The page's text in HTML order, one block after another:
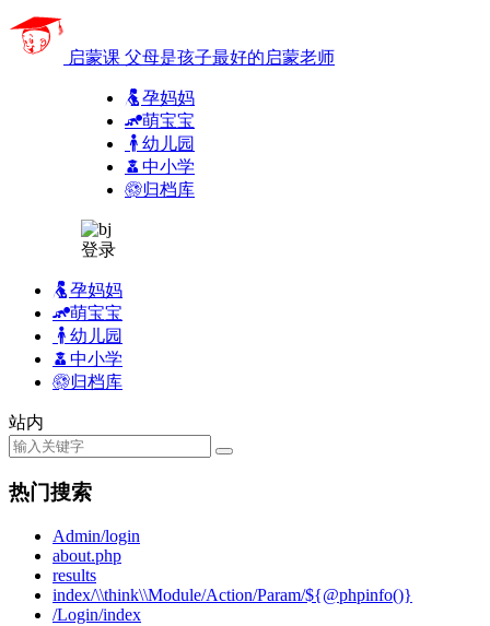
启蒙课 父母是孩子最好的启蒙老师
孕妈妈
萌宝宝
幼儿园
中小学
归档库
登录
孕妈妈
萌宝宝
幼儿园
中小学
归档库
站内
热门搜索
Admin/login
about.php
results
index/\\think\\Module/Action/Param/${@phpinfo()}
/Login/index